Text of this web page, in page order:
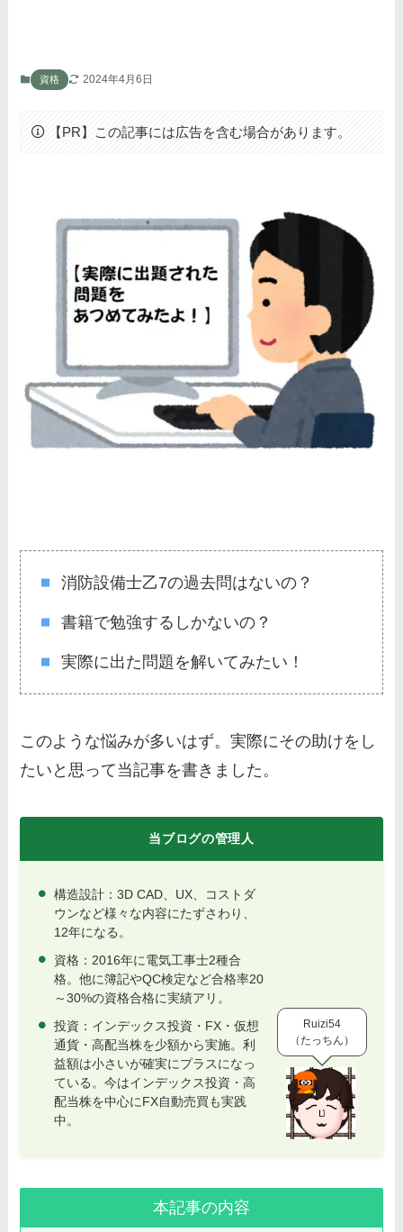
資格 2024年4月6日
【PR】この記事には広告を含む場合があります。
消防設備士乙7の過去問はないの？
書籍で勉強するしかないの？
実際に出た問題を解いてみたい！
このような悩みが多いはず。実際にその助けをし
たいと思って当記事を書きました。
当ブログの管理人
構造設計：3D CAD、UX、コストダ
ウンなど様々な内容にたずさわり、
12年になる。
資格：2016年に電気工事士2種合
格。他に簿記やQC検定など合格率20
～30%の資格合格に実績アリ。
投資：インデックス投資・FX・仮想
通貨・高配当株を少額から実施。利
益額は小さいが確実にプラスになっ
ている。今はインデックス投資・高
配当株を中心にFX自動売買も実践
中。
Ruizi54
（たっちん）
本記事の内容